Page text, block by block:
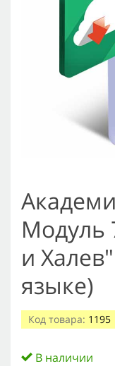
Модуль
и
языке)
Код товара: 1195
В наличии